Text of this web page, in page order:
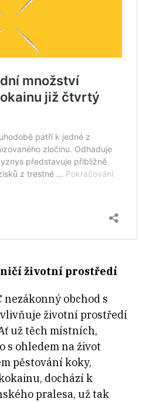
ničí životní prostředí
nezákonný obchod s
životní prostředí
už těch místních,
s ohledem na život
pěstování koky,
dochází k
pralesa, už tak